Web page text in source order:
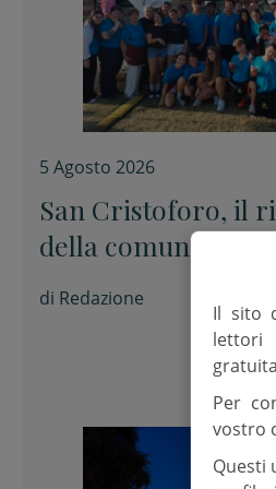
5 Agosto 2026
San Cristoforo, il
della comunità
di Redazione
Il sito
lettori
Per
vostro
Questi